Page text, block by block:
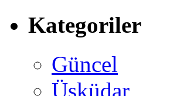
Kategoriler
Güncel
Üsküdar